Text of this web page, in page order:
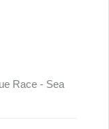
Race - Sea